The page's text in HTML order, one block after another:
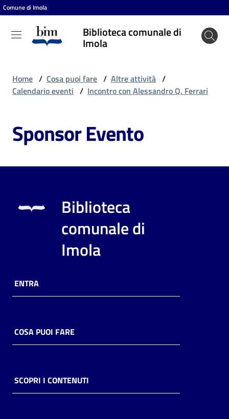
Vai al contenuto
Vai alla navigazione
Vai al footer
Comune di Imola
Biblioteca comunale di
Imola
Biblioteca
comunale
puoi
Risorse
online
Casa
Piani
Home / Cosa puoi fare / Altre attività /
Calendario eventi / Incontro con Alessandro Q. Ferrari
Sponsor Evento
Biblioteca
comunale di
Imola
ENTRA
COSA PUOI FARE
SCOPRI I CONTENUTI